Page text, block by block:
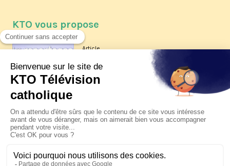
KTO vous propose
Article
Les reportages d'été 2026 de KTO
La visite pastorale du pape Léon
XIV à Assise à suivre sur KTO le
jeudi 6 août
Le pape en Uruguay, Argentine et
Pérou du 6 au 17 novembre 2026